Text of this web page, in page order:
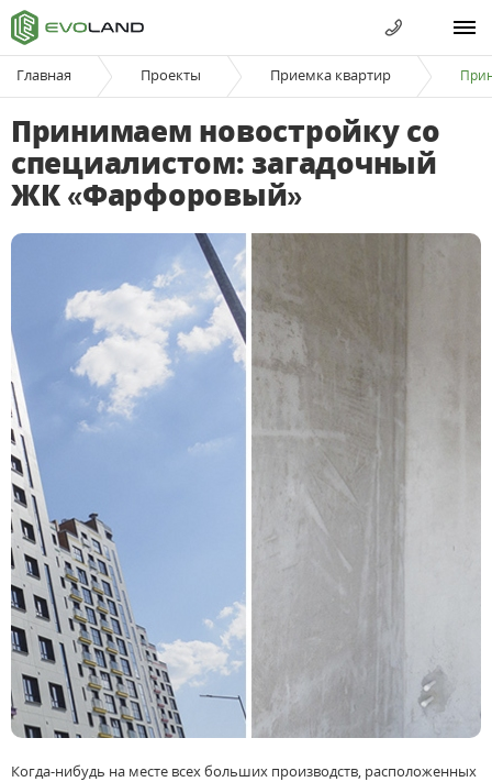
Главная Проекты Приемка квартир
Принимаем новостройку со
специалистом: загадочный
ЖК «Фарфоровый»
Когда-нибудь на месте всех больших производств, расположенных